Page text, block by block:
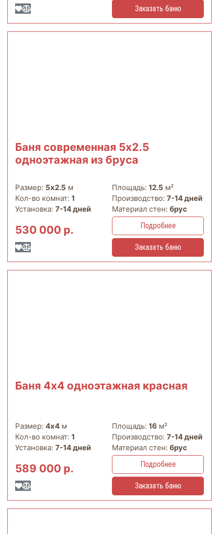
Заказать баню
Баня современная 5х2.5
одноэтажная из бруса
Размер: 5х2.5 м Площадь: 12.5 м²
Кол-во комнат: 1 Производство: 7-14 дней
Установка: 7-14 дней Материал стен: брус
530 000 р. Подробнее
Заказать баню
Баня 4х4 одноэтажная красная
Размер: 4х4 м Площадь: 16 м²
Кол-во комнат: 1 Производство: 7-14 дней
Установка: 7-14 дней Материал стен: брус
589 000 р. Подробнее
Заказать баню